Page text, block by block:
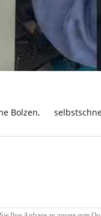
Bolzen,